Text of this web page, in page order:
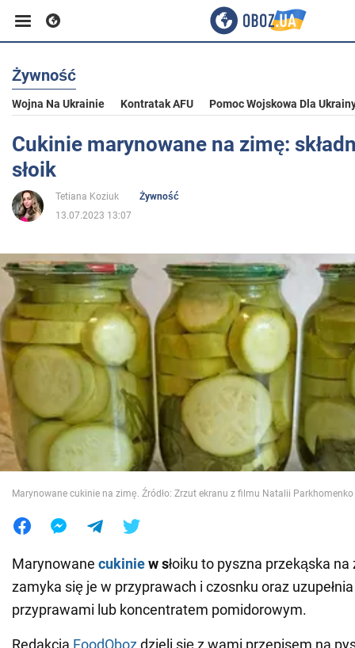
Biznes
Sport
Rozrywka
Polityka
Społeczeństwo
Wojna na Ukrainie
Świat
Jedzenie
Żywność
Wojna Na Ukrainie Kontratak AFU Pomoc Wojskowa Dla
Cukinie marynowane na zimę:
słoik
Tetiana Koziuk
Żywność
13.07.2023 13:07
Marynowane cukinie na zimę. Źródło: Zrzut ekranu z filmu Natalii Parkhomenko
Marynowane cukiniew słoiku to pyszna przekąska
zamyka się je w przyprawach i czosnku oraz
przyprawami lub koncentratem pomidorowym.